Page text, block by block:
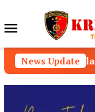
konten Menu
Mobile
News Update
di Mapolsek